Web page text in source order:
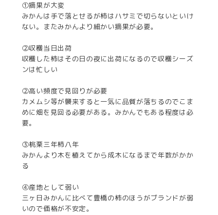
①摘果が大変
みかんは手で落とせるが柿はハサミで切らないといけ
ない。またみかんより細かい摘果が必要。
②収穫当日出荷
収穫した柿はその日の夜に出荷になるので収穫シーズ
ンは忙しい
②高い頻度で見回りが必要
カメムシ等が襲来すると一気に品質が落ちるのでこま
めに畑を見回る必要がある。みかんでもある程度は必
要。
③桃栗三年柿八年
みかんより木を植えてから成木になるまで年数がかか
る
④産地として弱い
三ヶ日みかんに比べて豊橋の柿のほうがブランドが弱
いので価格が不安定。